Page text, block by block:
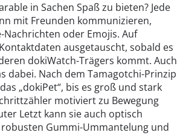
in Sachen Spaß zu bieten? Jede
mit Freunden kommunizieren,
oder Emojis. Auf
ausgetauscht, sobald es
dokiWatch-Trägers kommt. Auch
dabei. Nach dem Tamagotchi-Prinzip
„dokiPet“, bis es groß und stark
motiviert zu Bewegung
Letzt kann sie auch optisch
Gummi-Ummantelung und